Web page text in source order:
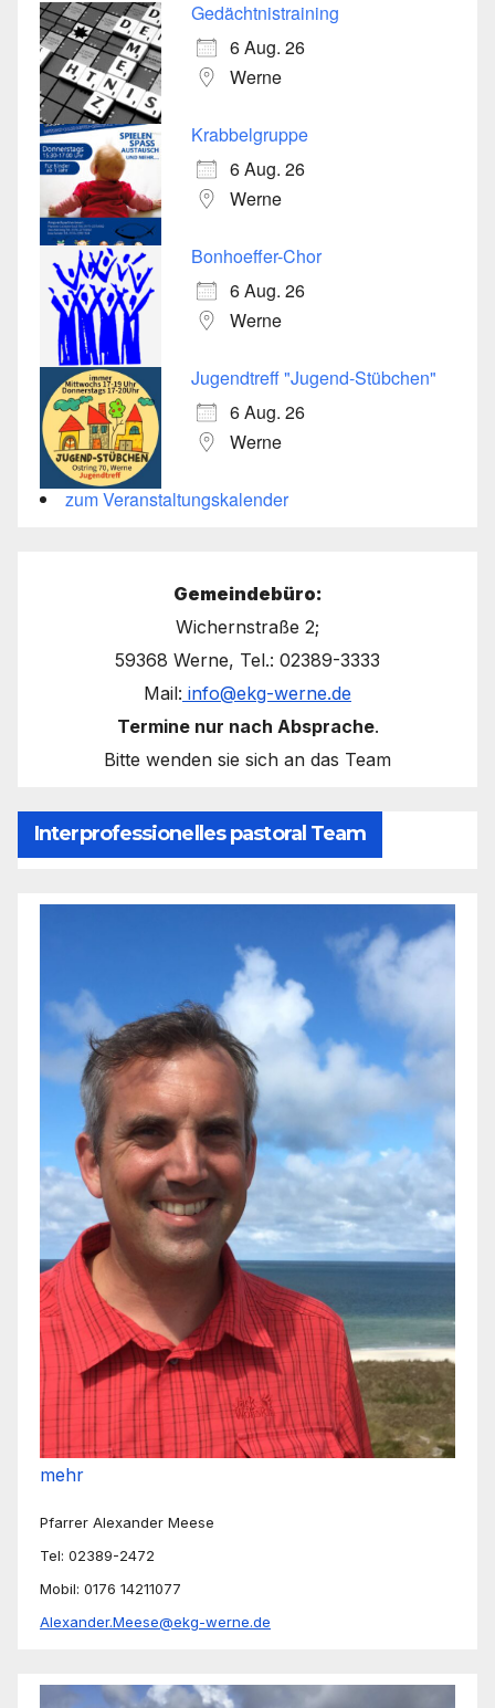
Gedächtnistraining
6 Aug. 26
Werne
Krabbelgruppe
6 Aug. 26
Werne
Bonhoeffer-Chor
6 Aug. 26
Werne
Jugendtreff "Jugend-Stübchen"
6 Aug. 26
Werne
zum Veranstaltungskalender
Gemeindebüro:
Wichernstraße 2;
59368 Werne, Tel.: 02389-3333
Mail: info@ekg-werne.de
Termine nur nach Absprache.
Bitte wenden sie sich an das Team
Interprofessionelles pastoral Team
mehr
Pfarrer Alexander Meese
Tel: 02389-2472
Mobil: 0176 14211077
Alexander.Meese@ekg-werne.de